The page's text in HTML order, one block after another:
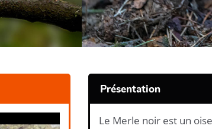
Présentation
Le Merle noir est un